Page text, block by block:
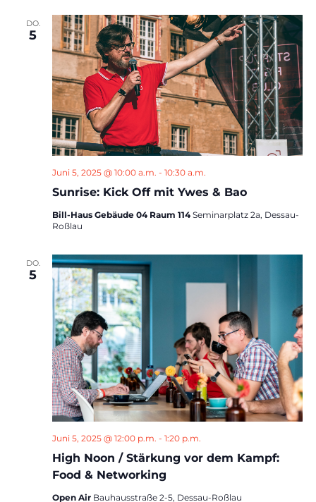
DO.
5
Sunrise: Kick Off mit Ywes & Bao
Juni 5, 2025 @ 10:00 a.m. - 10:30 a.m.
Bill-Haus Gebäude 04 Raum 114Seminarplatz 2a, Dessau-
Roßlau
DO.
5
High Noon / Stärkung vor dem Kampf:
Food & Networking
Juni 5, 2025 @ 12:00 p.m. - 1:20 p.m.
Open Air Bauhausstraße 2-5, Dessau-Roßlau